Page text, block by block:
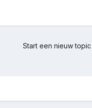
Start een nieuw topic